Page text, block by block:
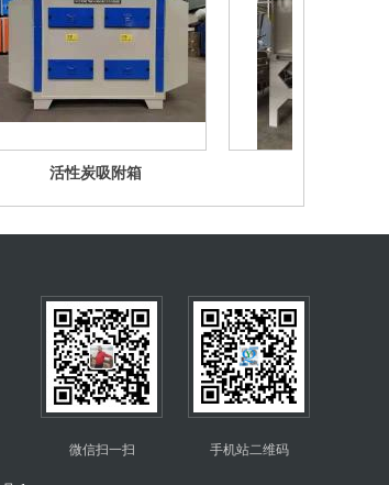
活性炭吸附箱
微信扫一扫
手机站二维码